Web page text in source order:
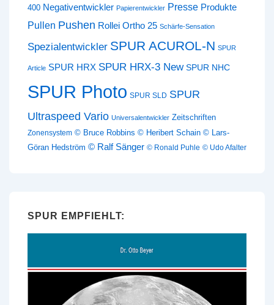
400 Negativentwickler Papierentwickler Presse Produkte
Pullen Pushen Rollei Ortho 25 Schärfe-Sensation
Spezialentwickler SPUR ACUROL-N SPUR
Article SPUR HRX SPUR HRX-3 New SPUR NHC
SPUR Photo SPUR SLD SPUR
Ultraspeed Vario Universalentwickler Zeitschriften
Zonensystem © Bruce Robbins © Heribert Schain © Lars-
Göran Hedström © Ralf Sänger © Ronald Puhle © Udo Afalter
SPUR EMPFIEHLT: